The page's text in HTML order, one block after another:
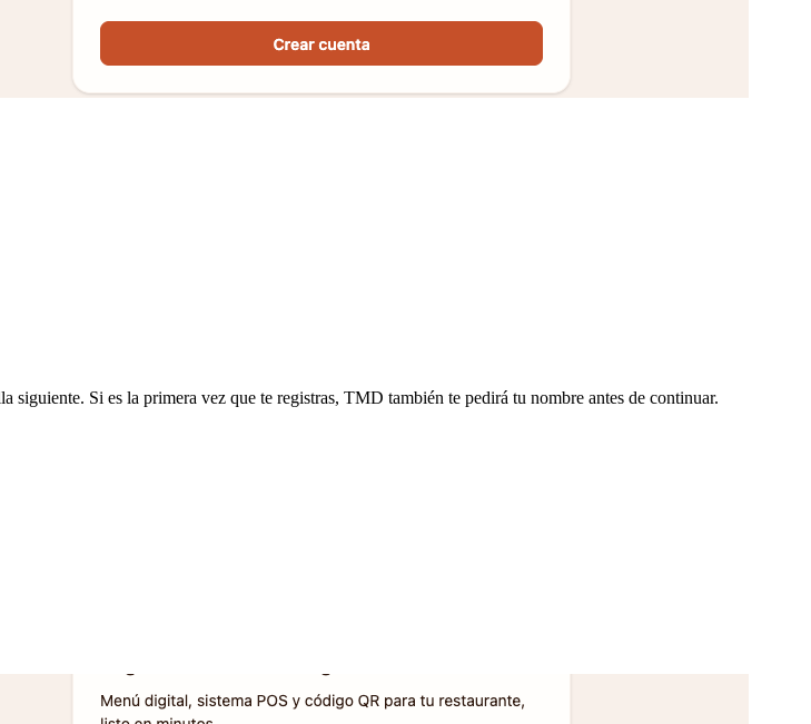
Si es la primera vez que te registras, TMD también te pedirá tu nombre antes de continuar.